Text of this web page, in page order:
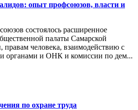
опыт профсоюзов, власти и
состоялось расширенное
палаты Самарской
правам человека, взаимодействию с
органами и ОНК и комиссии по дем...
по охране труда